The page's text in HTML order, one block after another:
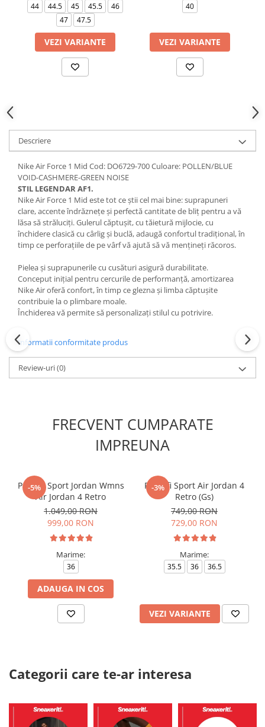
44
44.5 45 45.5
46
47
47.5
VEZI VARIANTE
40
VEZI VARIANTE
Descriere
Nike Air Force 1 Mid Cod: DO6729-700 Culoare: POLLEN/BLUE
VOID-CASHMERE-GREEN NOISE
STIL LEGENDAR AF1.
Nike Air Force 1 Mid este tot ce știi cel mai bine: suprapuneri
clare, accente îndrăznețe și perfectă cantitate de bliț pentru a vă
lăsa să străluciți. Gulerul căptușit, cu tăietură mijlocie, cu
închidere clasică cu cârlig și buclă, adaugă confortul tradițional, în
timp ce perforațiile de pe vârf vă ajută să vă mențineți răcoros.
Pielea și suprapunerile cu cusături asigură durabilitate.
Conceput inițial pentru cercurile de performanță, amortizarea
Nike Air oferă confort, în timp ce glezna și limba căptușite
contribuie la o plimbare moale.
Închiderea vă permite să personalizați stilul cu potrivire.
Informatii conformitate produs
Review-uri(0)
FRECVENT CUMPARATE
IMPREUNA
-5%
Pantofi Sport Jordan Wmns
Air Jordan 4 Retro
1.049,00 RON
999,00 RON
Marime:
36
ADAUGA IN COS
-3%
Pantofi Sport Air Jordan 4
Retro (Gs)
749,00 RON
729,00 RON
Marime:
35.5 36 36.5
VEZI VARIANTE
Categorii care te-ar interesa